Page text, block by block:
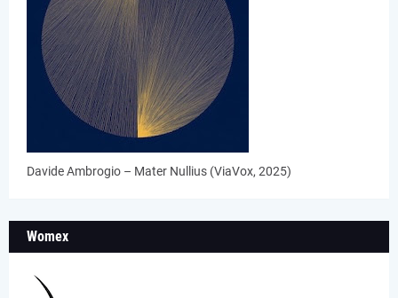
Davide Ambrogio – Mater Nullius (ViaVox, 2025)
Womex